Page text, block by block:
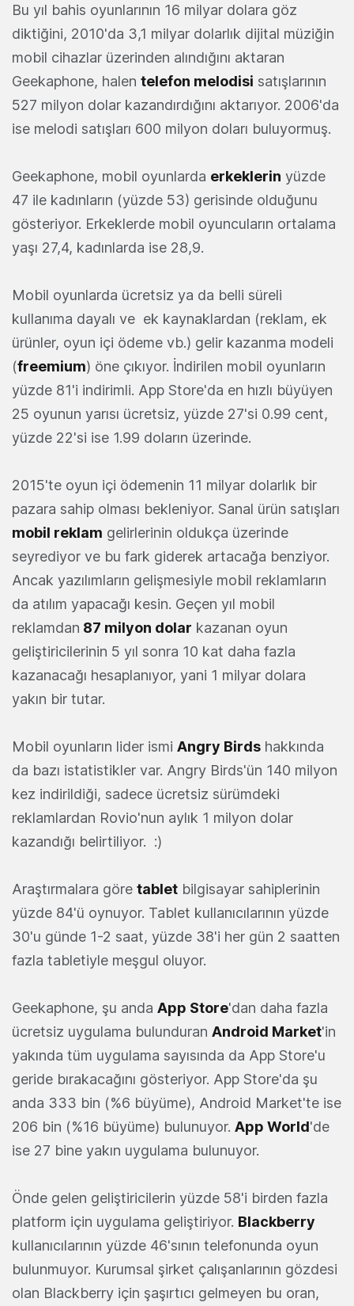
Bu yıl bahis oyunlarının 16 milyar dolara göz
diktiğini, 2010'da 3,1 milyar dolarlık dijital müziğin
mobil cihazlar üzerinden alındığını aktaran
Geekaphone, halen telefon melodisi satışlarının
527 milyon dolar kazandırdığını aktarıyor. 2006'da
ise melodi satışları 600 milyon doları buluyormuş.
Geekaphone, mobil oyunlarda erkeklerin yüzde
47 ile kadınların (yüzde 53) gerisinde olduğunu
gösteriyor. Erkeklerde mobil oyuncuların ortalama
yaşı 27,4, kadınlarda ise 28,9.
Mobil oyunlarda ücretsiz ya da belli süreli
kullanıma dayalı ve ek kaynaklardan (reklam, ek
ürünler, oyun içi ödeme vb.) gelir kazanma modeli
(freemium) öne çıkıyor. İndirilen mobil oyunların
yüzde 81'i indirimli. App Store'da en hızlı büyüyen
25 oyunun yarısı ücretsiz, yüzde 27'si 0.99 cent,
yüzde 22'si ise 1.99 doların üzerinde.
2015'te oyun içi ödemenin 11 milyar dolarlık bir
pazara sahip olması bekleniyor. Sanal ürün satışları
mobil reklam gelirlerinin oldukça üzerinde
seyrediyor ve bu fark giderek artacağa benziyor.
Ancak yazılımların gelişmesiyle mobil reklamların
da atılım yapacağı kesin. Geçen yıl mobil
reklamdan 87 milyon dolar kazanan oyun
geliştiricilerinin 5 yıl sonra 10 kat daha fazla
kazanacağı hesaplanıyor, yani 1 milyar dolara
yakın bir tutar.
Mobil oyunların lider ismi Angry Birds hakkında
da bazı istatistikler var. Angry Birds'ün 140 milyon
kez indirildiği, sadece ücretsiz sürümdeki
reklamlardan Rovio'nun aylık 1 milyon dolar
kazandığı belirtiliyor. :)
Araştırmalara göre tablet bilgisayar sahiplerinin
yüzde 84'ü oynuyor. Tablet kullanıcılarının yüzde
30'u günde 1-2 saat, yüzde 38'i her gün 2 saatten
fazla tabletiyle meşgul oluyor.
Geekaphone, şu anda App Store'dan daha fazla
ücretsiz uygulama bulunduran Android Market'in
yakında tüm uygulama sayısında da App Store'u
geride bırakacağını gösteriyor. App Store'da şu
anda 333 bin (%6 büyüme), Android Market'te ise
206 bin (%16 büyüme) bulunuyor. App World'de
ise 27 bine yakın uygulama bulunuyor.
Önde gelen geliştiricilerin yüzde 58'i birden fazla
platform için uygulama geliştiriyor. Blackberry
kullanıcılarının yüzde 46'sının telefonunda oyun
bulunmuyor. Kurumsal şirket çalışanlarının gözdesi
olan Blackberry için şaşırtıcı gelmeyen bu oran,